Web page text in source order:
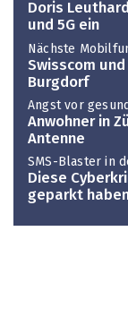
Doris
und 5G ein
Nächste
Swisscom
Burgdorf
Angst vor
Anwohner in
Antenne
SMS-Blaster in
Diese
geparkt